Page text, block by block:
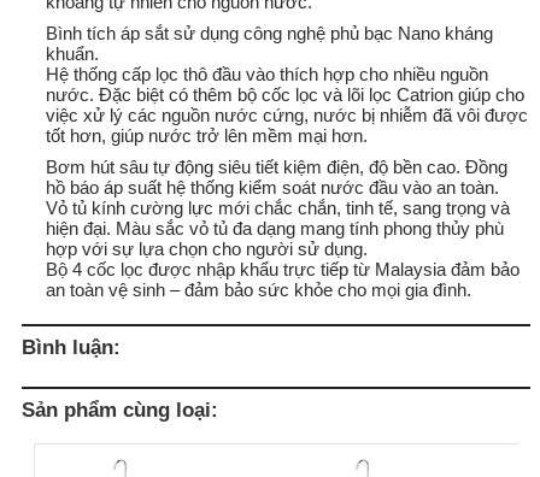
Bình tích áp sắt sử dụng công nghệ phủ bạc Nano kháng
khuẩn.
Hệ thống cấp lọc thô đầu vào thích hợp cho nhiều nguồn
nước. Đặc biệt có thêm bộ cốc lọc và lõi lọc Catrion giúp cho
việc xử lý các nguồn nước cứng, nước bị nhiễm đã vôi được
tốt hơn, giúp nước trở lên mềm mại hơn.
Bơm hút sâu tự động siêu tiết kiệm điện, độ bền cao. Đồng
hồ báo áp suất hệ thống kiểm soát nước đầu vào an toàn.
Vỏ tủ kính cường lực mới chắc chắn, tinh tế, sang trọng và
hiện đại. Màu sắc vỏ tủ đa dạng mang tính phong thủy phù
hợp với sự lựa chọn cho người sử dụng.
Bộ 4 cốc lọc được nhập khẩu trực tiếp từ Malaysia đảm bảo
an toàn vệ sinh – đảm bảo sức khỏe cho mọi gia đình.
Bình luận:
Sản phẩm cùng loại: